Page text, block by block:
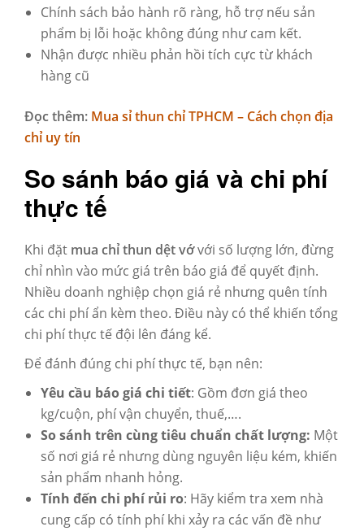
Chính sách bảo hành rõ ràng, hỗ trợ nếu sản
phẩm bị lỗi hoặc không đúng như cam kết.
Nhận được nhiều phản hồi tích cực từ khách
hàng cũ
Đọc thêm: Mua sỉ thun chỉ TPHCM – Cách chọn địa
chỉ uy tín
So sánh báo giá và chi phí
thực tế
Khi đặt mua chỉ thun dệt vớvới số lượng lớn, đừng
chỉ nhìn vào mức giá trên báo giá để quyết định.
Nhiều doanh nghiệp chọn giá rẻ nhưng quên tính
các chi phí ẩn kèm theo. Điều này có thể khiến tổng
chi phí thực tế đội lên đáng kể.
Để đánh đúng chi phí thực tế, bạn nên:
Yêu cầu báo giá chi tiết: Gồm đơn giá theo
kg/cuộn, phí vận chuyển, thuế,….
So sánh trên cùng tiêu chuẩn chất lượng: Một
số nơi giá rẻ nhưng dùng nguyên liệu kém, khiến
sản phẩm nhanh hỏng.
Tính đến chi phí rủi ro: Hãy kiểm tra xem nhà
cung cấp có tính phí khi xảy ra các vấn đề như